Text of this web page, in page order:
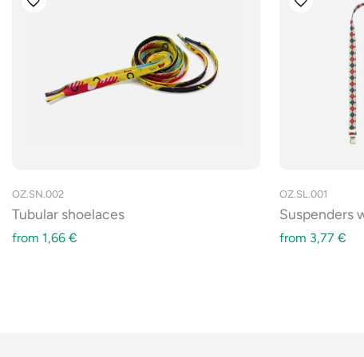
OZ.SN.002
Tubular shoelaces
from 1,66 €
OZ.SL.001
Suspenders
from 3,77 €